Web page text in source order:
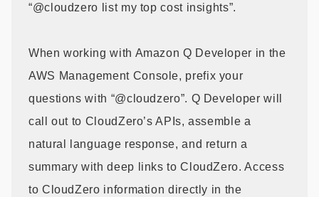
“@cloudzero list my top cost insights”.
When working with Amazon Q Developer in the
AWS Management Console, prefix your
questions with “@cloudzero”. Q Developer will
call out to CloudZero’s APIs, assemble a
natural language response, and return a
summary with deep links to CloudZero. Access
to CloudZero information directly in the